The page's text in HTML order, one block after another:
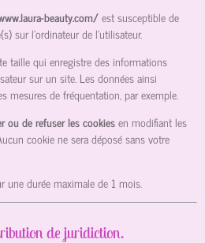
beauty.com/est susceptible de
sur l’ordinateur de l’utilisateur.
taille qui enregistre des informations
sur un site. Les données ainsi
mesures de fréquentation, par exemple.
ou de refuser les cookiesen modifiant les
cookie ne sera déposé sans votre
une durée maximale de 1 mois.
de juridiction.